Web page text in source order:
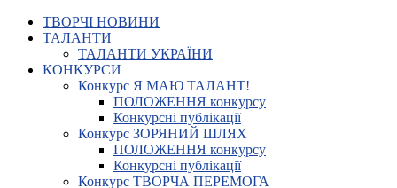
ТВОРЧІ НОВИНИ
ТАЛАНТИ
ТАЛАНТИ УКРАЇНИ
КОНКУРСИ
Конкурс Я МАЮ ТАЛАНТ!
ПОЛОЖЕННЯ конкурсу
Конкурсні публікації
Конкурс ЗОРЯНИЙ ШЛЯХ
ПОЛОЖЕННЯ конкурсу
Конкурсні публікації
Конкурс ТВОРЧА ПЕРЕМОГА